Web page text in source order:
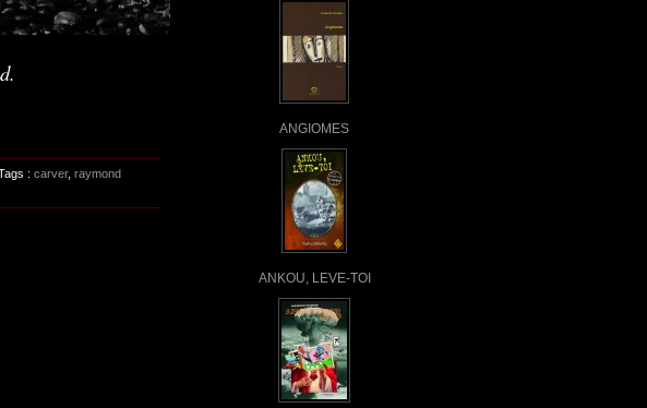
ANGIOMES
ANKOU, LEVE-TOI
: carver, raymond